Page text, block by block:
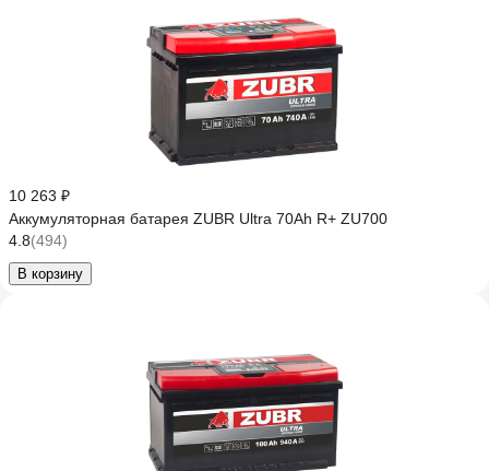
10 263 ₽
Аккумуляторная батарея ZUBR Ultra 70Ah R+ ZU700
4.8(494)
В корзину